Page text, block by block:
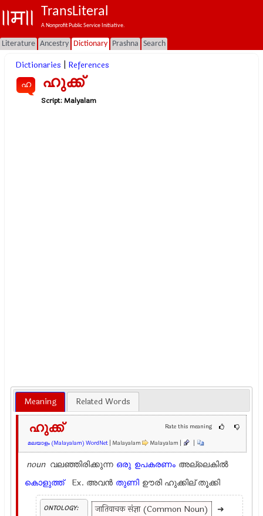
TransLiteral
A Nonprofit Public Service Initiative.
Literature Ancestry Dictionary Prashna Search
Dictionaries References
ഹ ഹുക്ക്
Script:Malyalam
Meaning Related Words
Rate this meaning
ഹുക്ക്
മലയാളം (Malayalam) WordNet | Malayalam Malayalam | |
noun വലഞ്ഞിരിക്കുന്ന ഒരു ഉപകരണം അല്ലെകില്‍
കൊളുത്ത്Ex. അവന്‍ തുണി ഊരി ഹുക്കില് തൂക്കി
ONTOLOGY: जातिवाचक संज्ञा (Common Noun)
➜